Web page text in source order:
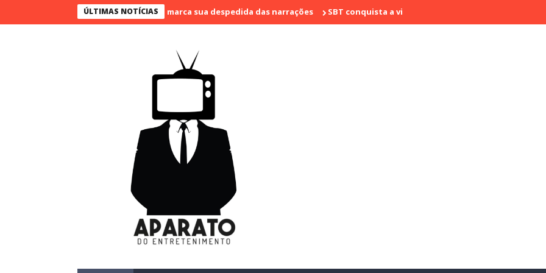
ÚLTIMAS NOTÍCIAS
Bueno narra o último jogo e marca sua despedida das narrações SBT conquista a vice liderança com "Bake Off Brasil" e "SBT